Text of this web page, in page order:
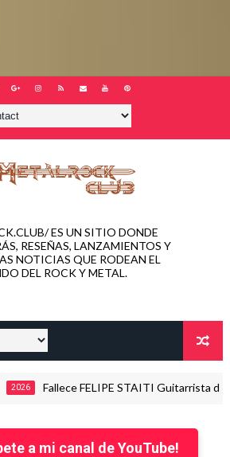
ES UN SITIO DONDE
RESEÑAS, LANZAMIENTOS Y
NOTICIAS QUE RODEAN EL
DEL ROCK Y METAL.
Fallece FELIPE STAITI Guitarrista de
a mi canal de YouTube!